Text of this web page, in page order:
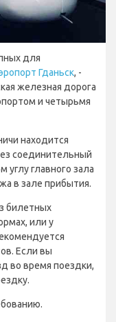
для
Гданьск, -
железная дорога
и четырьмя
находится
соединительный
главного зала
в зале прибытия.
билетных
или у
Если вы
во время поездки,